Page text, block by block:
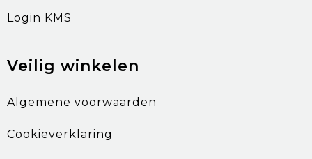
Login KMS
Veilig winkelen
Algemene voorwaarden
Cookieverklaring